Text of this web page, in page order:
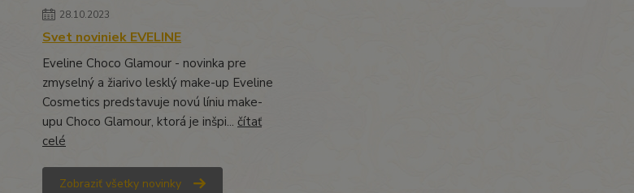
28.10.2023
Svet noviniek EVELINE
Eveline Choco Glamour - novinka pre
zmyselný a žiarivo lesklý make-up Eveline
Cosmetics predstavuje novú líniu make-
upu Choco Glamour, ktorá je inšpi... čítať
celé
Zobraziť všetky novinky